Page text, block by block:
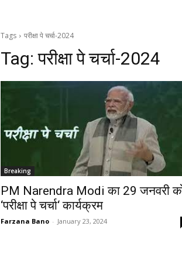
Tags परीक्षा पे चर्चा-2024
Tag:परीक्षा पे चर्चा-2024
Breaking
PM Narendra Modi का 29 जनवरी
‘परीक्षा पे चर्चा‘ कार्यक्रम
Farzana Bano - January 23, 2024